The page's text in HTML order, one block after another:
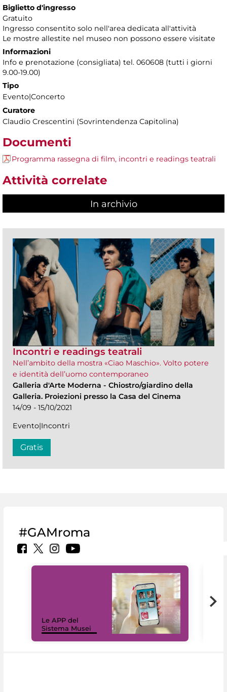
Biglietto d'ingresso
Gratuito
Ingresso consentito solo nell'area dedicata all'attività
Le mostre allestite nel museo non possono essere visitate
Informazioni
Info e prenotazione (consigliata) tel. 060608 (tutti i giorni
9.00-19.00)
Tipo
Evento|Concerto
Curatore
Claudio Crescentini (Sovrintendenza Capitolina)
Documenti
Programma rassegna di film, incontri e readings teatrali
Attività correlate
In archivio
Incontri e readings teatrali
Nell’ambito della mostra «Ciao Maschio». Volto potere
e identità dell’uomo contemporaneo
Galleria d'Arte Moderna - Chiostro/giardino della
Galleria. Proiezioni presso la Casa del Cinema
14/09 - 15/10/2021
Evento|Incontri
Gratis
#GAMroma
Le APP del
Sistema Musei